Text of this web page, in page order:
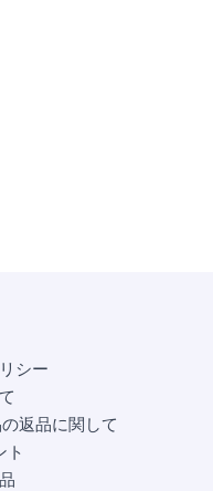
シー
返品に関して
ト